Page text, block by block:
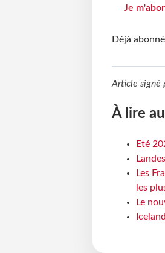
Je
Déjà
Article signé
À lire
Eté
Les
les
Le